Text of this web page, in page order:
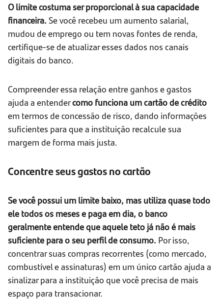
O limite costuma ser proporcional à sua capacidade
financeira. Se você recebeu um aumento salarial,
mudou de emprego ou tem novas fontes de renda,
certifique-se de atualizar esses dados nos canais
digitais do banco.
Compreender essa relação entre ganhos e gastos
ajuda a entendercomo funciona um cartão de crédito
em termos de concessão de risco, dando informações
suficientes para que a instituição recalcule sua
margem de forma mais justa.
Concentre seus gastos no cartão
Se você possui um limite baixo, mas utiliza quase todo
ele todos os meses e paga em dia, o banco
geralmente entende que aquele teto já não é mais
suficiente para o seu perfil de consumo. Por isso,
concentrar suas compras recorrentes (como mercado,
combustível e assinaturas) em um único cartão ajuda a
sinalizar para a instituição que você precisa de mais
espaço para transacionar.